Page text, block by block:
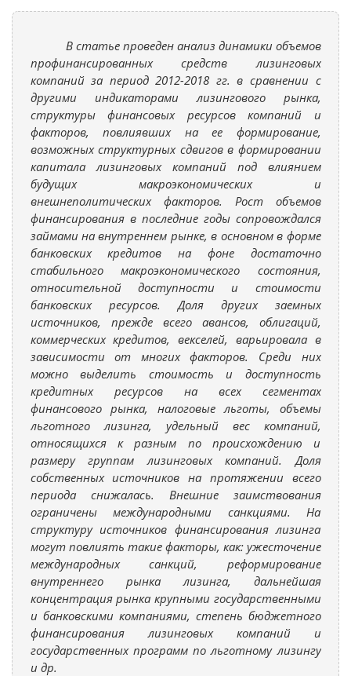
В статье проведен анализ динамики объемов
профинансированных средств лизинговых
компаний за период 2012-2018 гг. в сравнении с
другими индикаторами лизингового рынка,
структуры финансовых ресурсов компаний и
факторов, повлиявших на ее формирование,
возможных структурных сдвигов в формировании
капитала лизинговых компаний под влиянием
будущих макроэкономических и
внешнеполитических факторов. Рост объемов
финансирования в последние годы сопровождался
займами на внутреннем рынке, в основном в форме
банковских кредитов на фоне достаточно
стабильного макроэкономического состояния,
относительной доступности и стоимости
банковских ресурсов. Доля других заемных
источников, прежде всего авансов, облигаций,
коммерческих кредитов, векселей, варьировала в
зависимости от многих факторов. Среди них
можно выделить стоимость и доступность
кредитных ресурсов на всех сегментах
финансового рынка, налоговые льготы, объемы
льготного лизинга, удельный вес компаний,
относящихся к разным по происхождению и
размеру группам лизинговых компаний. Доля
собственных источников на протяжении всего
периода снижалась. Внешние заимствования
ограничены международными санкциями. На
структуру источников финансирования лизинга
могут повлиять такие факторы, как: ужесточение
международных санкций, реформирование
внутреннего рынка лизинга, дальнейшая
концентрация рынка крупными государственными
и банковскими компаниями, степень бюджетного
финансирования лизинговых компаний и
государственных программ по льготному лизингу
и др.